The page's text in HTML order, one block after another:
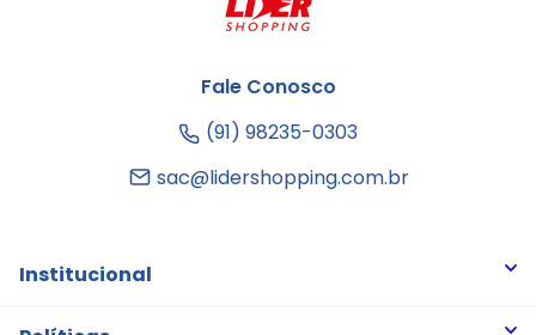
Fale Conosco
(91) 98235-0303
sac@lidershopping.com.br
Institucional